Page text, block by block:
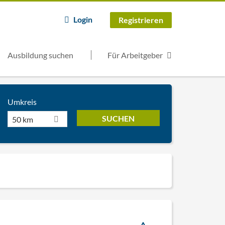
Login Registrieren
Ausbildung suchen Für Arbeitgeber
Umkreis
50 km